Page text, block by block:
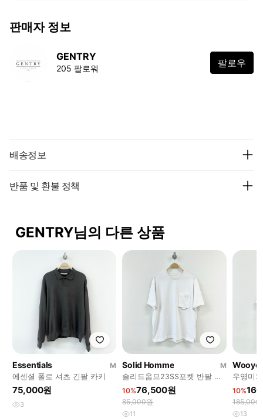
판매자 정보
GENTRY
205 팔로워 팔로우
배송정보
반품 및 환불 정책
GENTRY님의 다른 상품
Essentials
M
에센셜 폴로 셔츠 긴팔 카키
75,000원
3
Solid Homme
M
솔리드옴므23SS포켓 반팔 화
이트
10%76,500원
85,000원
11
우영미
트
10%
185,000
13